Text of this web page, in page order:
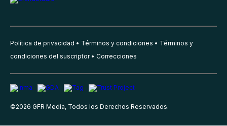
Política de privacidad Términos y condiciones
Términos y
condiciones del suscriptor
Correcciones
©2026 GFR Media, Todos los Derechos Reservados.